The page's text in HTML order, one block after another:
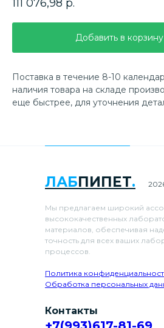
111 076,98 р.
Добавить в корзину
Поставка в течение 8-10
наличия товара на складе
еще быстрее, для уточнения
ЛАБПИПЕТ.
Мы предлагаем широкий
высококачественных
материалов, обеспечивая
точность для всех ваших
процессов.
Политика
Обработка персональных
Контакты